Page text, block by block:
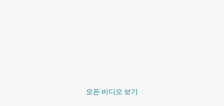
모든 비디오 보기